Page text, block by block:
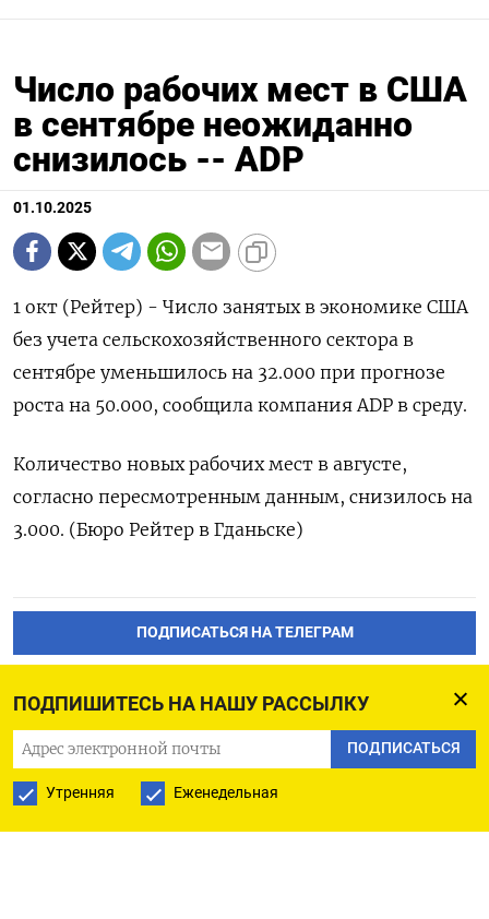
ПОДПИШИТЕСЬ НА НАШУ РАССЫЛКУ
ПОДПИСАТЬСЯ
Утренняя Еженедельная
Число рабочих мест в США
в сентябре неожиданно
снизилось -- ADP
01.10.2025
1 окт (Рейтер) - Число занятых в экономике США
без учета сельскохозяйственного сектора в
сентябре уменьшилось на 32.000 при прогнозе
роста на 50.000, сообщила компания ADP в среду.
Количество новых рабочих мест в августе,
согласно пересмотренным данным, снизилось на
3.000. (Бюро Рейтер в Гданьске)
ПОДПИСАТЬСЯ НА ТЕЛЕГРАМ